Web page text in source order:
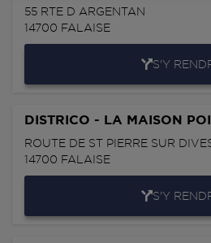
55 RTE D ARGENTAN
14700 FALAISE
S'Y
DISTRICO - LA MAISON
ROUTE DE ST PIERRE SUR
14700 FALAISE
S'Y